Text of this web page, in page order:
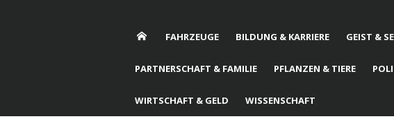
FAHRZEUGE BILDUNG & KARRIERE GEIST &
PARTNERSCHAFT & FAMILIE PFLANZEN & TIERE
WIRTSCHAFT & GELD WISSENSCHAFT